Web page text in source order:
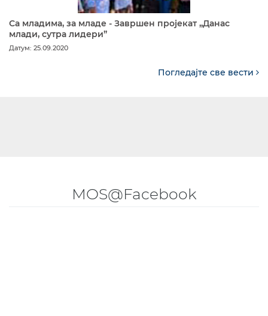
Са младима, за младе - Завршен пројекат „Данас
млади, сутра лидери”
Датум: 25.09.2020
Погледајте све вести
MOS@Facebook